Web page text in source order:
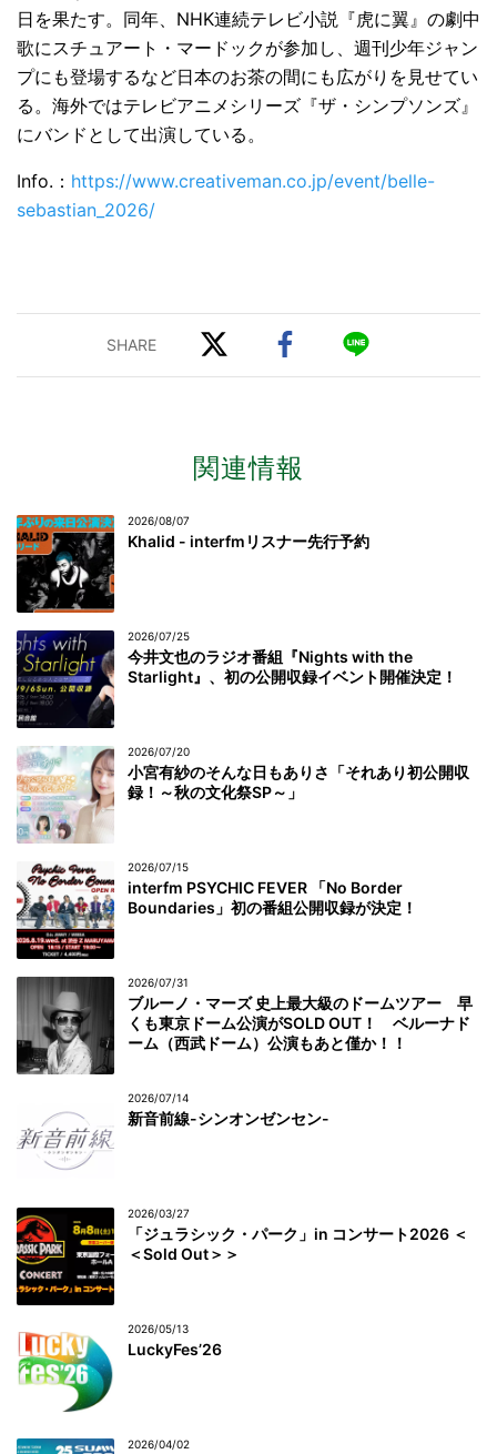
日を果たす。同年、NHK連続テレビ小説『虎に翼』の劇中
歌にスチュアート・マードックが参加し、週刊少年ジャン
プにも登場するなど日本のお茶の間にも広がりを見せてい
る。海外ではテレビアニメシリーズ『ザ・シンプソンズ』
にバンドとして出演している。
Info.： https://www.creativeman.co.jp/event/belle-
sebastian_2026/
関連情報
2026/08/07
Khalid - interfmリスナー先行予約
2026/07/25
今井文也のラジオ番組『Nights with the
Starlight』、初の公開収録イベント開催決定！
2026/07/20
小宮有紗のそんな日もありさ「それあり初公開収
録！～秋の文化祭SP～」
2026/07/15
interfm PSYCHIC FEVER 「No Border
Boundaries」初の番組公開収録が決定！
2026/07/31
ブルーノ・マーズ 史上最大級のドームツアー 早
くも東京ドーム公演がSOLD OUT！ ベルーナド
ーム（西武ドーム）公演もあと僅か！！
2026/07/14
新音前線-シンオンゼンセン-
2026/03/27
「ジュラシック・パーク」in コンサート2026 ＜
＜Sold Out＞＞
2026/05/13
LuckyFes’26
2026/04/02